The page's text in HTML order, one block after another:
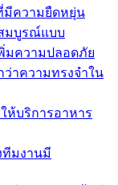
มีความยืดหยุ่น
มบูรณ์แบบ
มความปลอดภัย
าความทรงจำใน
ห้บริการอาหาร
ทีมงานมี